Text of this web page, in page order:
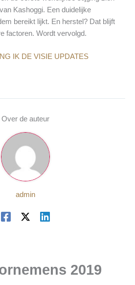
Kashoggi. Een duidelijke
bereikt lijkt. En herstel? Dat blijft
factoren. Wordt vervolgd.
IK DE VISIE UPDATES
Over de auteur
admin
2019